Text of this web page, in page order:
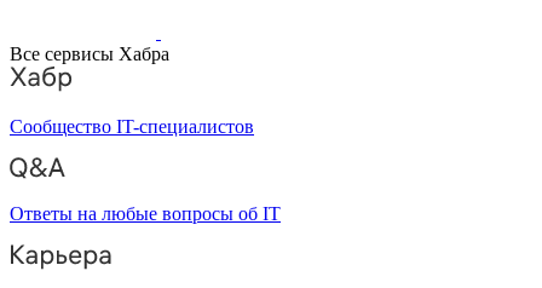
Все сервисы Хабра
Сообщество IT-специалистов
Ответы на любые вопросы об IT